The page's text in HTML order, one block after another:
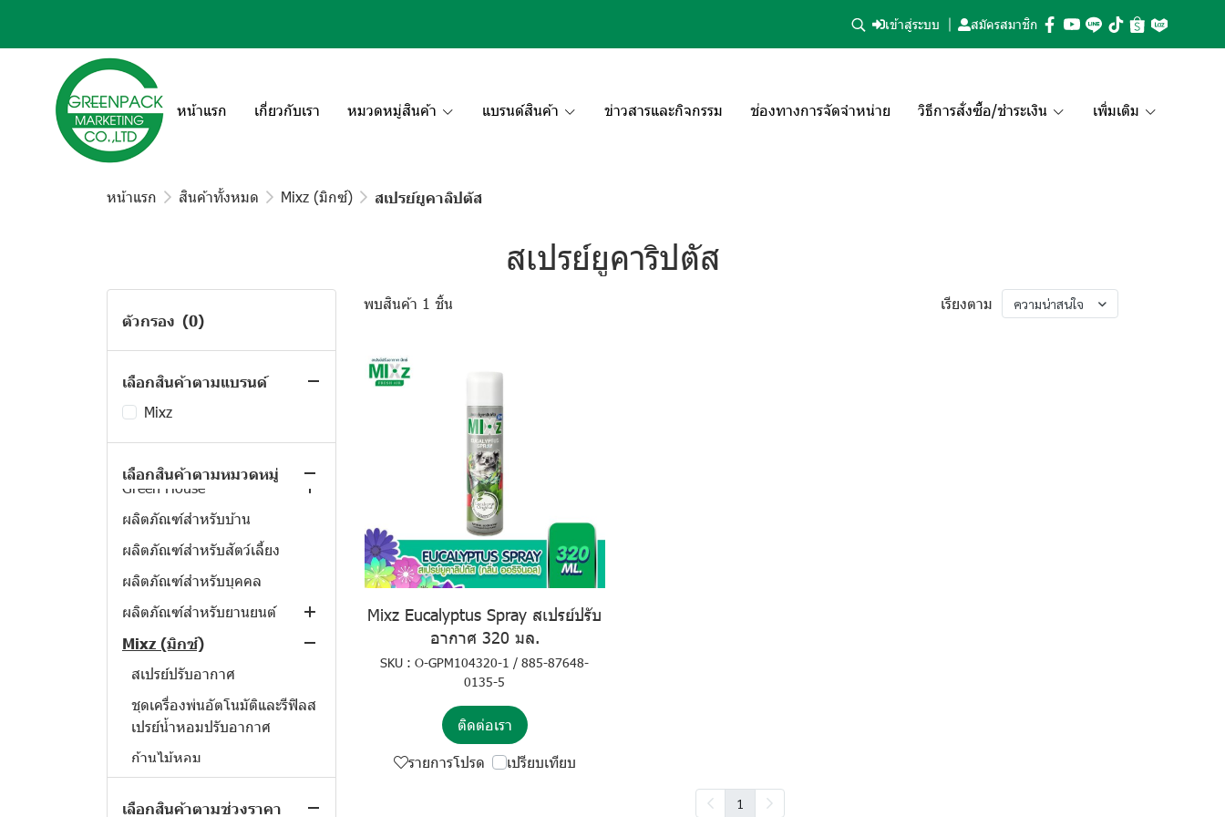
เข้าสู่ระบบ สมัครสมาชิก
หน้าแรก เกี่ยวกับเรา หมวดหมู่สินค้า แบรนด์สินค้า ข่าวสารและกิจกรรม ช่องทางการจัดจำหน่าย วิธีการสั่งซื้อ/ชำระเงิน เพิ่มเติม
หน้าแรก สินค้าทั้งหมด Mixz (มิกซ์) สเปรย์ยูคาลิปตัส
สเปรย์ยูคาริปตัส
ตัวกรอง (0)
เลือกสินค้าตามแบรนด์
Mixz
เลือกสินค้าตามหมวดหมู่
สินค้าทั้งหมด
ผลิตภัณฑ์บำรุงรักษา
Luko Wink Polish ครีมขจัด
คราบเบาะหนัง เคลือบกัน UV
Luko Tyre Shine สเปรย์
เคลือบเงาล้อ 500 มล.
Luko สเปรย์ล้างคราบยาง
มะตอยและกาว 468 มล.
Luko Shining Fresh สเปรย์
เคลือบเงาเบาะและคอนโซล
ผลิตภัณฑ์ทำความสะอาด
Luko Deodorizer แอร์ บอมบ์
สเปรย์ล้างแอร์บ้าน แอร์
รถยนต์ 150 กรัม
แชมพูล้างรถ ผสมแวกซ์
เคลือบเงา 1100 มล.
Luko Spider Chain Lube ส
เปรย์ใยหล่อลื่นโซ่ 420 มล.
Luko Multi Purpose Foam
Cleaner Spray สเปรย์โฟมทํา
Green House
ผลิตภัณฑ์ช่วยปรับอากาศ
GREEN HOUSE AIR FOAM
Cleaner & Freshener Spray
สเปรย์โฟม ล้างแอร์บ้าน กลิ่น
ส้ม 500 มล.
ผลิตภัณฑ์ทำความสะอาดผิว
ผลิตภัณฑ์ทำความสะอาด
GREEN HOUSE MOP
DRESSING ผลิตภัณฑ์เก็บฝุ่น
ละออง-ดันฝุ่น
ผลิตภัณฑ์ฆ่าเชื้อต่างๆ
สเปรย์ไล่สัตว์กังวลใจ
GREEN HOUSE Lizard
Repellent Spray สเปรย์ไล่
จิ้งจก 300 มล.
GREEN HOUSE Anti-Rat
GREEN HOUSE Cockroach
ผลิตภัณฑ์สำหรับบ้าน
ผลิตภัณฑ์สำหรับสัตว์เลี้ยง
ผลิตภัณฑ์สำหรับบุคคล
ผลิตภัณฑ์สำหรับยานยนต์
ผลิตภัณฑ์ทำความสะอาดใน
รถยนต์
เครื่องฟอกอากาศในรถยนต์
ยางและดูแลล้อ
สเปรย์หล่อลื่นโซ่
Mixz (มิกซ์)
สเปรย์ปรับอากาศ
ชุดเครื่องพ่นอัตโนมัติและรีฟิลส
เปรย์น้ำหอมปรับอากาศ
ก้านไม้หอม
เลือกสินค้าตามช่วงราคา
พบสินค้า 1 ชิ้น เรียงตาม ความน่าสนใจ
Mixz Eucalyptus Spray สเปรย์ปรับ
อากาศ 320 มล.
SKU : O-GPM104320-1 / 885-87648-
0135-5
ติดต่อเรา
รายการโปรด
เปรียบเทียบ
1